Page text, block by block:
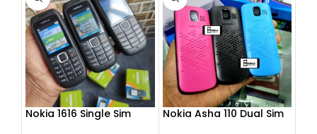
Nokia 1616 Single Sim
Nokia Asha 110 Dual Sim